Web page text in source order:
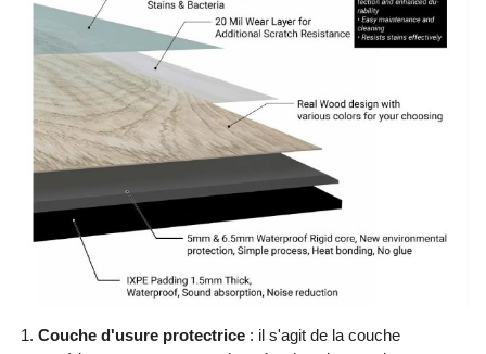
Couche d'usure protectrice : il s'agit de la couche